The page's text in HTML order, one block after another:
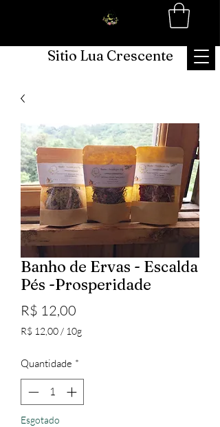
Sitio Lua Crescente
Banho de Ervas - Escalda
Pés -Prosperidade
R$ 12,00
R$ 12,00 / 10g
por
10
gramas
Quantidade *
Esgotado